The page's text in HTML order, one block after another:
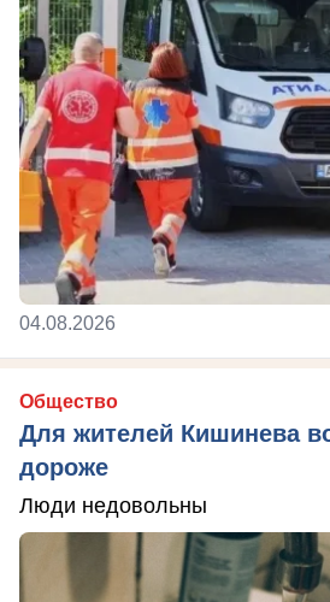
04.08.2026
Общество
Для жителей Кишинева
дороже
Люди недовольны